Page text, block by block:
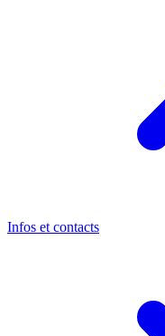
Infos et contacts